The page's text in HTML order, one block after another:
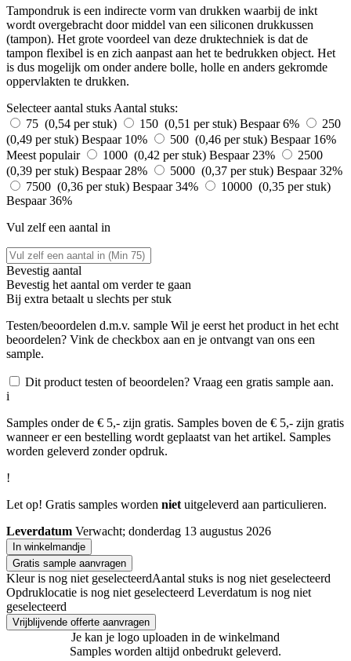
Tampondruk is een indirecte vorm van drukken waarbij de inkt
wordt overgebracht door middel van een siliconen drukkussen
(tampon). Het grote voordeel van deze druktechniek is dat de
tampon flexibel is en zich aanpast aan het te bedrukken object. Het
is dus mogelijk om onder andere bolle, holle en anders gekromde
oppervlakten te drukken.
Selecteer aantal stuksAantal stuks:
75 (0,54 per stuk)
150 (0,51 per stuk) Bespaar 6%
250
(0,49 per stuk) Bespaar 10% 500 (0,46 per stuk) Bespaar 16%
Meest populair
1000 (0,42 per stuk) Bespaar 23%
2500
(0,39 per stuk) Bespaar 28% 5000 (0,37 per stuk) Bespaar 32%
7500 (0,36 per stuk) Bespaar 34%
10000 (0,35 per stuk)
Bespaar 36%
Vul zelf een aantal in
Bevestig aantal
Bevestig het aantal om verder te gaan
Bij extra betaalt u slechts per stuk
Testen/beoordelen d.m.v. sample Wil je eerst het product in het echt
beoordelen? Vink de checkbox aan en je ontvangt van ons een
sample.
Dit product testen of beoordelen? Vraag een gratis sample aan.
i
Samples onder de € 5,- zijn gratis. Samples boven de € 5,- zijn gratis
wanneer er een bestelling wordt geplaatst van het artikel. Samples
worden geleverd zonder opdruk.
!
Let op! Gratis samples worden nietuitgeleverd aan particulieren.
Leverdatum Verwacht; donderdag 13 augustus 2026
In winkelmandje
Gratis sample aanvragen
Kleur is nog niet geselecteerdAantal stuks is nog niet geselecteerd
Opdruklocatie is nog niet geselecteerd Leverdatum is nog niet
geselecteerd
Vrijblijvende offerte aanvragen
Je kan je logo uploaden in de winkelmand
Samples worden altijd onbedrukt geleverd.